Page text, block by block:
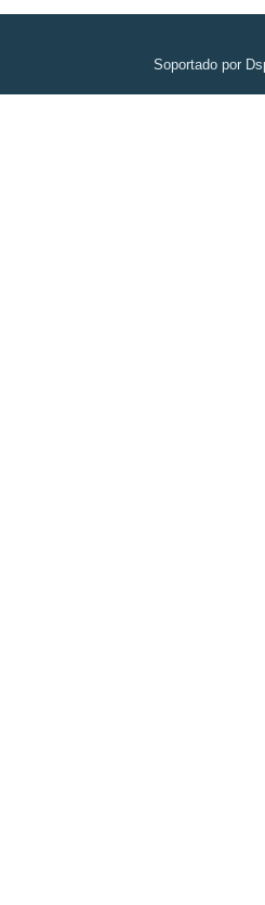
Soportado por